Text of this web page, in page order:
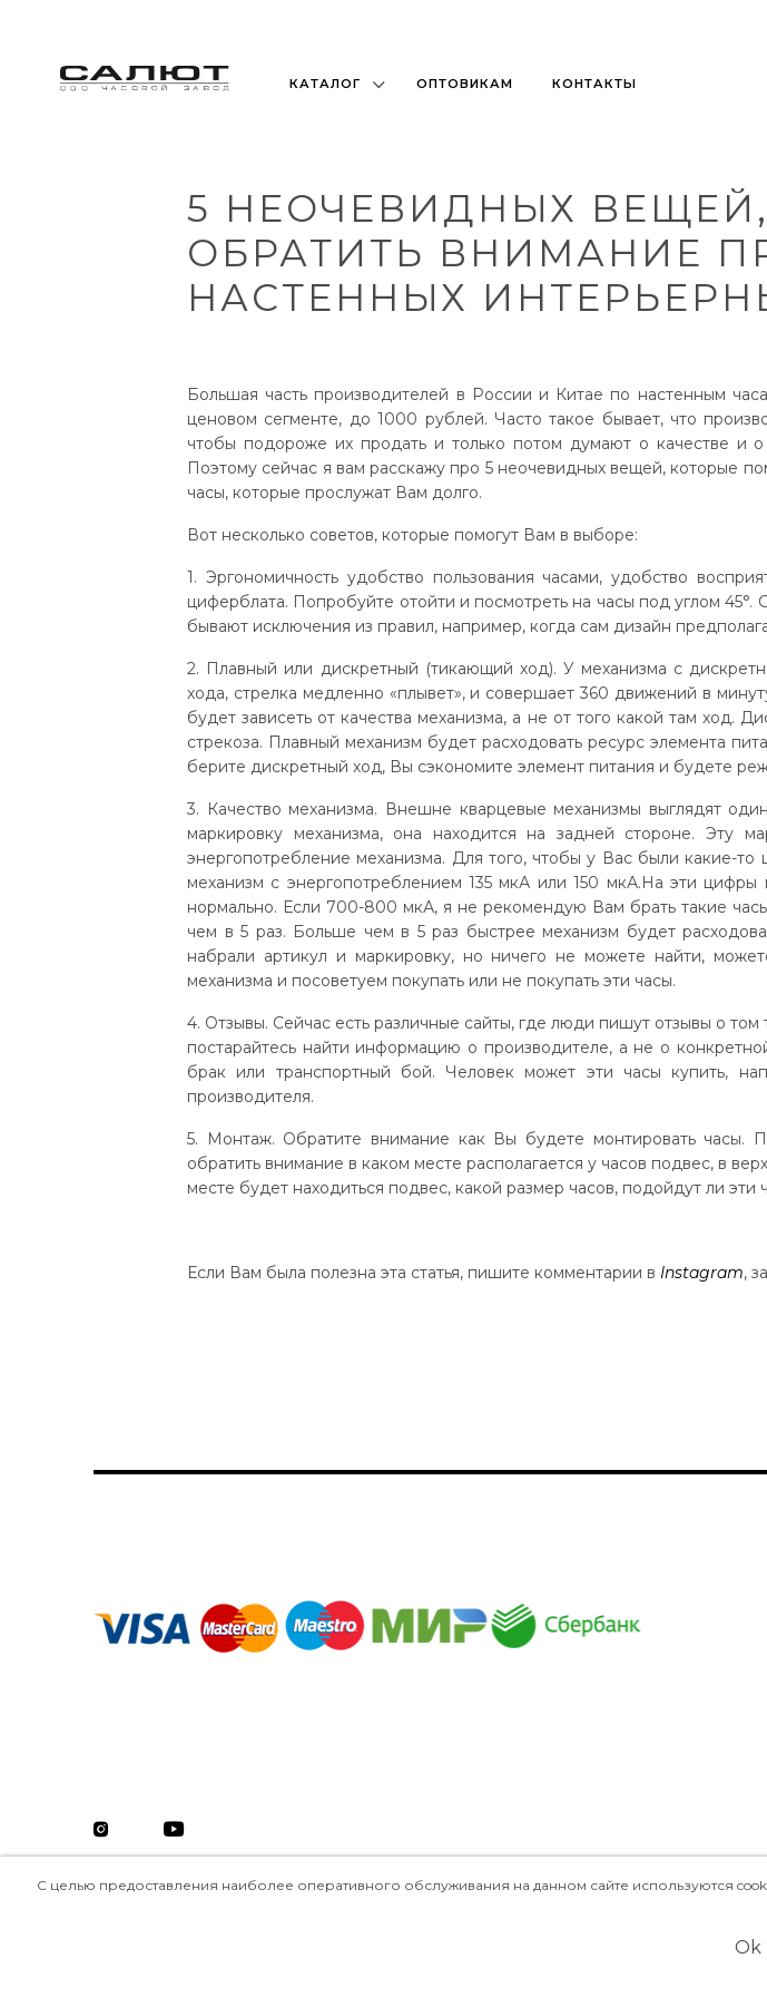
КАТАЛОГ ОПТОВИКАМ КОНТАКТЫ
5 НЕОЧЕВИДНЫХ
ОБРАТИТЬ ВНИМАНИЕ
НАСТЕННЫХ
Большая часть производителей в России и Китае по настенным
ценовом сегменте, до 1000 рублей. Часто такое бывает, что
чтобы подороже их продать и только потом думают о качестве и
Поэтому сейчас я вам расскажу про 5 неочевидных вещей, которые
часы, которые прослужат Вам долго.
Вот несколько советов, которые помогут Вам в выборе:
1. Эргономичность удобство пользования часами, удобство
циферблата. Попробуйте отойти и посмотреть на часы под углом
бывают исключения из правил, например, когда сам дизайн
2. Плавный или дискретный (тикающий ход). У механизма с
хода, стрелка медленно «плывет», и совершает 360 движений в
будет зависеть от качества механизма, а не от того какой там
стрекоза. Плавный механизм будет расходовать ресурс элемента
берите дискретный ход, Вы сэкономите элемент питания и будете
3. Качество механизма. Внешне кварцевые механизмы выглядят
маркировку механизма, она находится на задней стороне. Эту
энергопотребление механизма. Для того, чтобы у Вас были какие-
механизм с энергопотреблением 135 мкА или 150 мкА.На эти
нормально. Если 700-800 мкА, я не рекомендую Вам брать такие
чем в 5 раз. Больше чем в 5 раз быстрее механизм будет
набрали артикул и маркировку, но ничего не можете найти,
механизма и посоветуем покупать или не покупать эти часы.
4. Отзывы. Сейчас есть различные сайты, где люди пишут отзывы о
постарайтесь найти информацию о производителе, а не о
брак или транспортный бой. Человек может эти часы купить,
производителя.
5. Монтаж. Обратите внимание как Вы будете монтировать
обратить внимание в каком месте располагается у часов подвес, в
месте будет находиться подвес, какой размер часов, подойдут ли
Если Вам была полезна эта статья, пишите комментарии в Instagram,
С целью предоставления наиболее оперативного обслуживания на данном сайте используются
Ok